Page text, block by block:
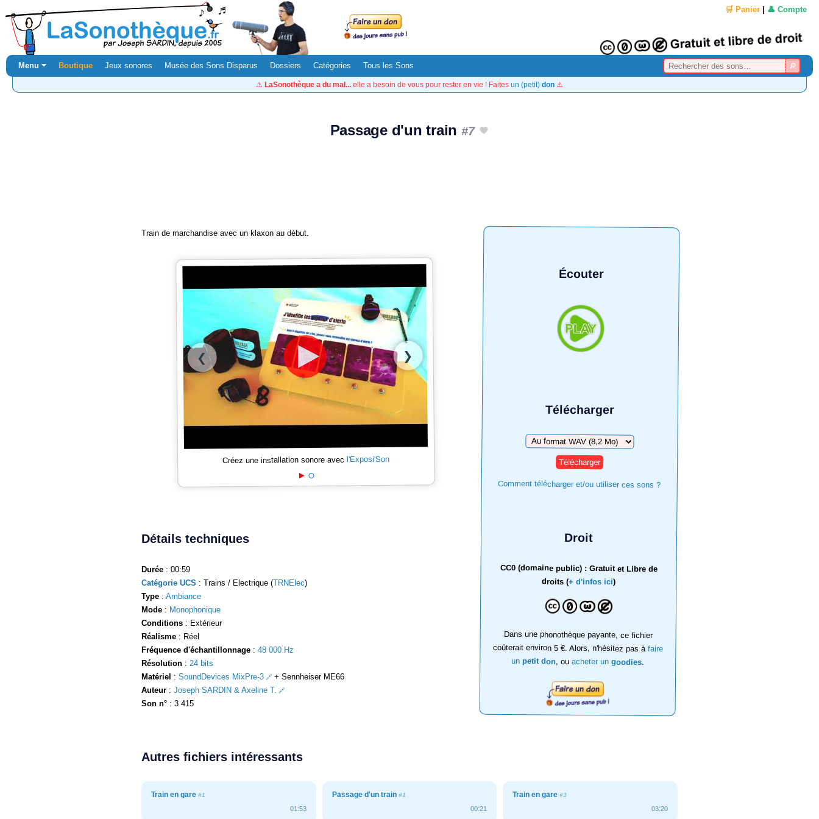
🛒 Panier 👤 Compte
Menu ⏷ Boutique Jeux sonores Musée des Sons Disparus Dossiers Catégories Tous les Sons
⚠️ LaSonothèque a du mal... elle a besoin de vous pour rester en vie ! Faites un (petit) don ⚠️
Passage d'un train #7
Écouter
Télécharger
Télécharger
Comment télécharger et/ou utiliser ces sons ?
Droit
CC0 (domaine public) : Gratuit et Libre de
droits (+ d'infos ici)
Dans une phonothèque payante, ce fichier
coûterait environ 5 €. Alors, n'hésitez pas àfaire
un petit don, ouacheter ungoodies.
Train de marchandise avec un klaxon au début.
❮ ❯
Créez une installation sonore avecl'Exposi'Son
Détails techniques
Durée : 00:59
Catégorie UCS : Trains / Electrique (TRNElec)
Type : Ambiance
Mode : Monophonique
Conditions : Extérieur
Réalisme : Réel
Fréquence d'échantillonnage : 48 000 Hz
Résolution : 24 bits
Matériel : SoundDevices MixPre-3
+ Sennheiser ME66
Auteur : Joseph SARDIN & Axeline T.
Son n° : 3 415
Autres fichiers intéressants
Train en gare #1
01:53
Passage d'un train #1
00:21
Train en gare#3
03:20